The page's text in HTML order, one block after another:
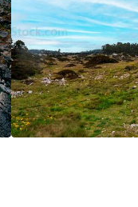
5/5